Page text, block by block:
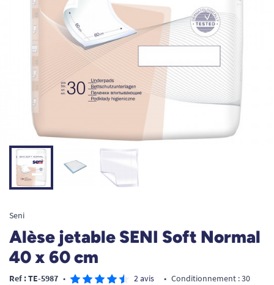
Seni
Alèse jetable SENI Soft Normal
40 x 60 cm
Ref : TE-5987 • 2 avis • Conditionnement : 30